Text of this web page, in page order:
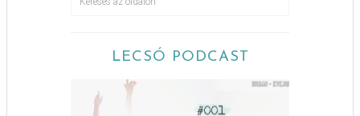
LECSÓ PODCAST